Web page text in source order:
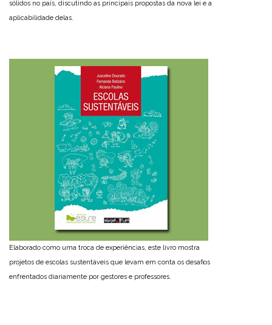
sólidos no país, discutindo as principais propostas da nova lei e a
aplicabilidade delas.
Elaborado como uma troca de experiências, este livro mostra
projetos de escolas sustentáveis que levam em conta os desafios
enfrentados diariamente por gestores e professores.